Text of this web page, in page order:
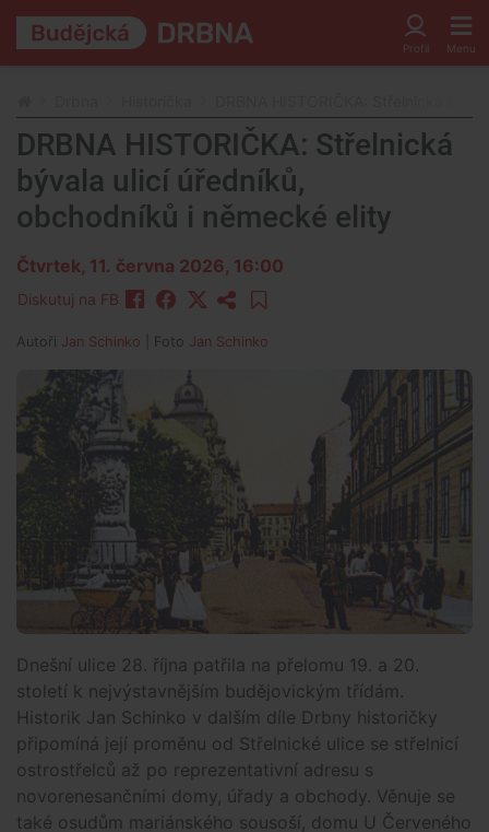
DRBNA HISTORIČKA: Střelnická
bývala ulicí úředníků,
obchodníků i německé elity
Čtvrtek, 11. června 2026, 16:00
Diskutuj na FB
Autoři Jan Schinko | Foto Jan Schinko
Dnešní ulice 28. října patřila na přelomu 19. a 20.
století k nejvýstavnějším budějovickým třídám.
Historik Jan Schinko v dalším díle Drbny historičky
připomíná její proměnu od Střelnické ulice se střelnicí
ostrostřelců až po reprezentativní adresu s
novorenesančními domy, úřady a obchody. Věnuje se
také osudům mariánského sousoší, domu U Červeného